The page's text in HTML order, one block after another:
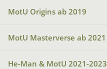
MotU Origins ab 2019
MotU Masterverse ab 2021
He-Man & MotU 2021-2023